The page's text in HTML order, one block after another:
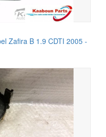
Zafira B 1.9 CDTI 2005 -